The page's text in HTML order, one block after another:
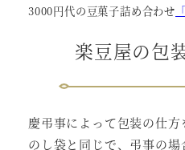
3000円代の豆菓子詰め合わせ
楽豆屋の包
慶弔事によって包装の仕方
のし袋と同じで、弔事の